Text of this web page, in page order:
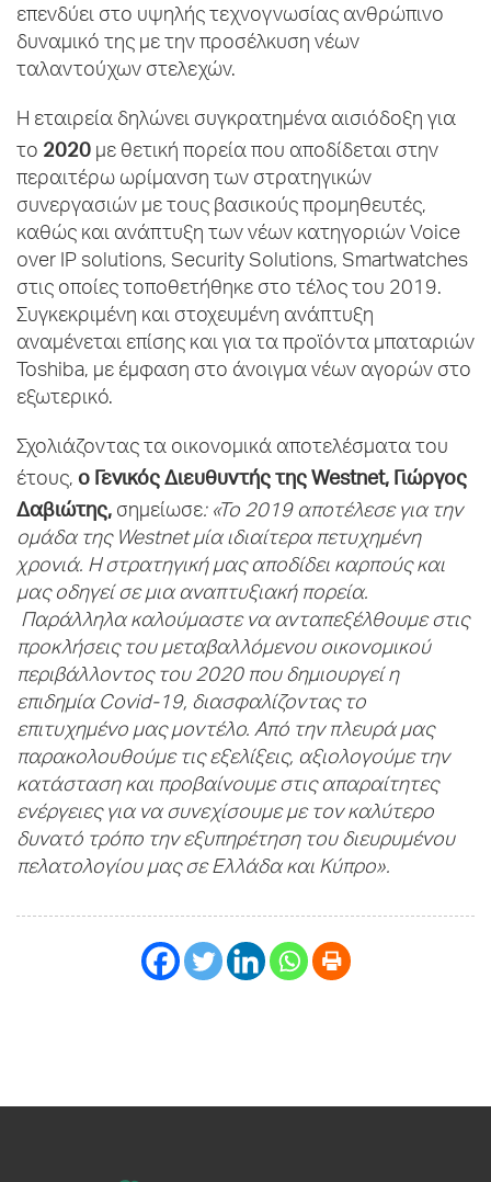
επενδύει στο υψηλής τεχνογνωσίας ανθρώπινο
δυναμικό της με την προσέλκυση νέων
ταλαντούχων στελεχών.
Η εταιρεία δηλώνει συγκρατημένα αισιόδοξη για
το 2020 με θετική πορεία που αποδίδεται στην
περαιτέρω ωρίμανση των στρατηγικών
συνεργασιών με τους βασικούς προμηθευτές,
καθώς και ανάπτυξη των νέων κατηγοριών Voice
over IP solutions, Security Solutions, Smartwatches
στις οποίες τοποθετήθηκε στο τέλος του 2019.
Συγκεκριμένη και στοχευμένη ανάπτυξη
αναμένεται επίσης και για τα προϊόντα μπαταριών
Toshiba, με έμφαση στο άνοιγμα νέων αγορών στο
εξωτερικό.
Σχολιάζοντας τα οικονομικά αποτελέσματα του
έτους, ο Γενικός Διευθυντής τηςWestnet, Γιώργος
Δαβιώτης, σημείωσε: «Το 2019 αποτέλεσε για την
ομάδα της Westnetμία ιδιαίτερα πετυχημένη
χρονιά. Η στρατηγική μας αποδίδει καρπούς και
μας οδηγεί σε μια αναπτυξιακή πορεία.
Παράλληλα καλούμαστε να ανταπεξέλθουμε στις
προκλήσεις του μεταβαλλόμενου οικονομικού
περιβάλλοντος του 2020 που δημιουργεί η
επιδημία Covid-19, διασφαλίζοντας το
επιτυχημένο μας μοντέλο. Από την πλευρά μας
παρακολουθούμε τις εξελίξεις, αξιολογούμε την
κατάσταση και προβαίνουμε στις απαραίτητες
ενέργειες για να συνεχίσουμε με τον καλύτερο
δυνατό τρόπο την εξυπηρέτηση του διευρυμένου
πελατολογίου μας σε Ελλάδα και Κύπρο».